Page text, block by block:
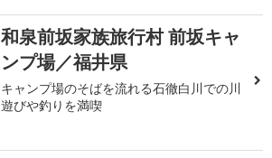
和泉前坂家族旅行村 前坂キャ
ンプ場／福井県
キャンプ場のそばを流れる石徹白川での川
遊びや釣りを満喫